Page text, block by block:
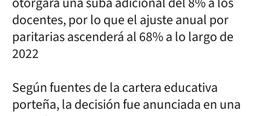
docentes, por lo que el ajuste anual por
paritarias ascenderá al 68% a lo largo de
2022
Según fuentes de la cartera educativa
porteña, la decisión fue anunciada en una